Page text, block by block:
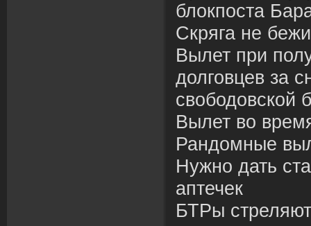
блокпоста
Скряга не
Вылет при
долговцев за
свободовской
Вылет во
Рандомные
Нужно дать
аптечек
БТРы